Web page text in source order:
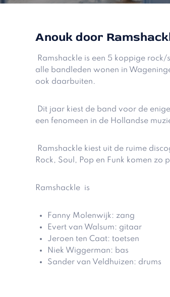
Anouk door
Ramshackle is een 5 koppige
alle bandleden wonen in
ook daarbuiten.
Dit jaar kiest de band voor de
een fenomeen in de Hollandse
Ramshackle kiest uit de ruime
Rock, Soul, Pop en Funk komen zo
Ramshackle is
Fanny Molenwijk: zang
Evert van Walsum: gitaar
Jeroen ten Caat: toetsen
Niek Wiggerman: bas
Sander van Veldhuizen: drums